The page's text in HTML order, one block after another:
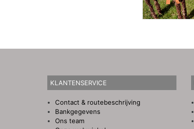
KLANTENSERVICE
Contact & routebeschrijving
Bankgegevens
Ons team